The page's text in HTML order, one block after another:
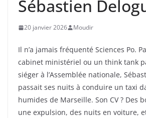
Sébastien
20 janvier 2026 Moudir
Il n’a jamais fréquenté Sciences Po.
cabinet ministériel ou un think tank
siéger à l’Assemblée nationale,
passait ses nuits à conduire un taxi
humides de Marseille. Son CV ? Des
une expulsion, des nuits en voiture,